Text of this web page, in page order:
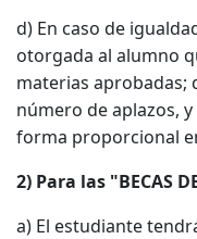
d) En caso de
otorgada al alumno
materias aprobadas;
número de aplazos,
forma proporcional
2) Para las "BECAS
a) El estudiante